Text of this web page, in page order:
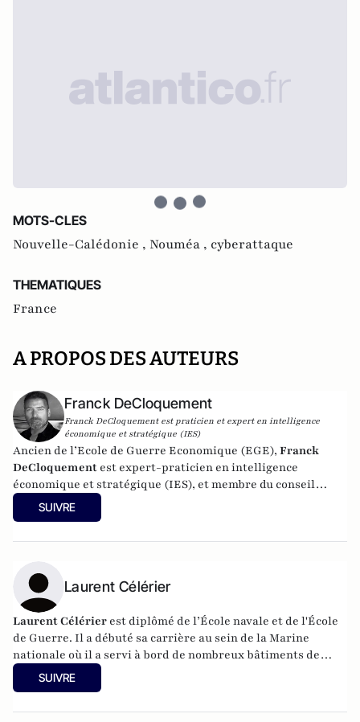
MOTS-CLES
Nouvelle-Calédonie , Nouméa , cyberattaque
THEMATIQUES
France
A PROPOS DES AUTEURS
Franck DeCloquement
Franck DeCloquement est praticien et expert en intelligence
économique et stratégique (IES)
Ancien de l’Ecole de Guerre Economique (EGE), Franck
DeCloquement est expert-praticien en intelligence
économique et stratégique (IES), et membre du conseil
scientifique de l’Institut d’Études de Géopolitique
Appliquée - EGA. Il intervient comme conseil en appui aux
Cercle K2, il est aussi spécialiste des problématiques ayant
trait à l'impact des nouvelles technologies et du cyber, sur
les écosystèmes économique et sociaux. Mais également, sur
la prégnance des conflits géoéconomiques et des ingérences
extérieures déstabilisantes sur les Etats européens.
Professeur à l'IRIS (l’Institut de Relations Internationales
et Stratégiques), il y enseigne l'intelligence économique, les
SUIVRE
Laurent Célérier
Laurent Célérier est diplômé de l’École navale et de l'École
de Guerre. Il a débuté sa carrière au sein de la Marine
nationale où il a servi à bord de nombreux bâtiments de
surface et commandé deux d'entre eux, essentiellement en
Méditerranée et dans le nord de l’océan Indien. Il est
SUIVRE